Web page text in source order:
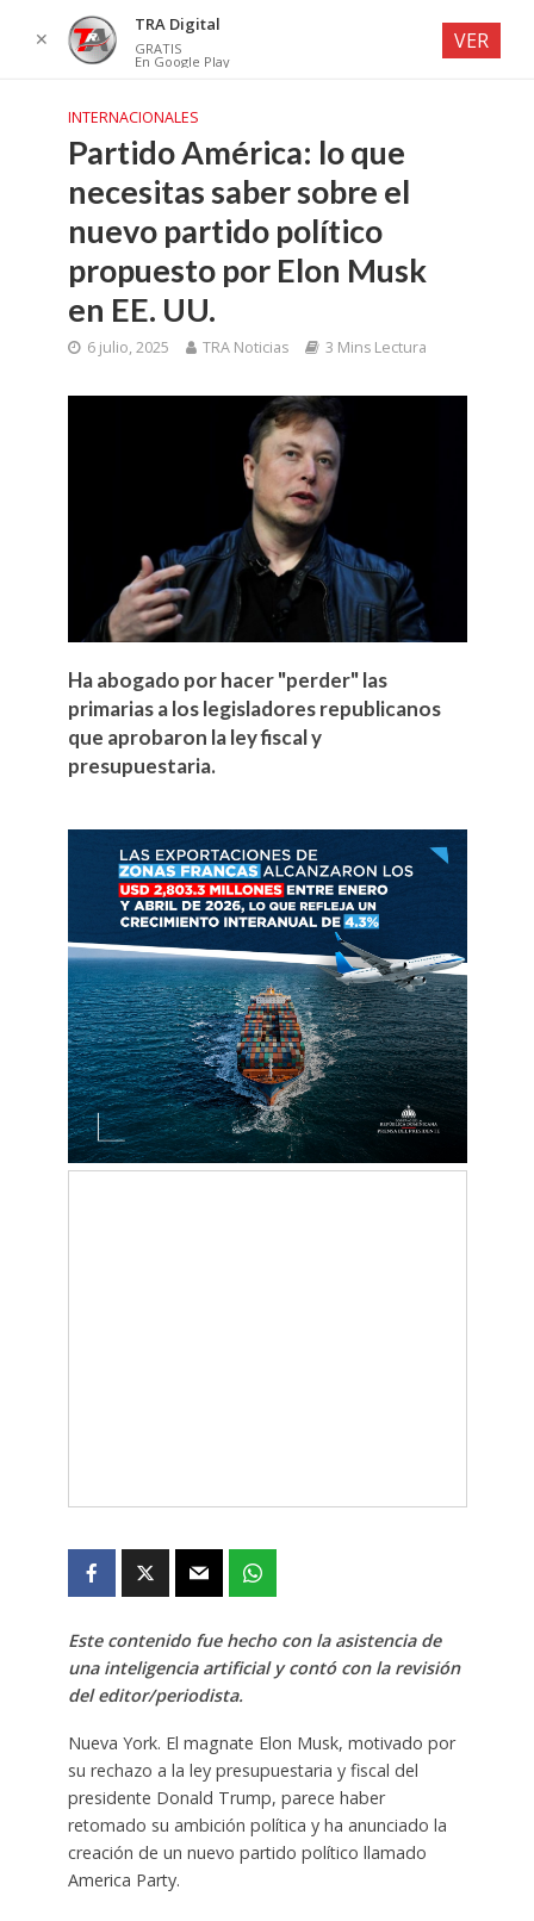
INTERNACIONALES
Partido América: lo que
necesitas saber sobre el
nuevo partido político
propuesto por Elon Musk
en EE. UU.
6 julio, 2025 TRA Noticias 3 Mins Lectura
Ha abogado por hacer "perder" las
primarias a los legisladores republicanos
que aprobaron la ley fiscal y
presupuestaria.
Este contenido fue hecho con la asistencia de
una inteligencia artificial y contó con la revisión
del editor/periodista.
Nueva York. El magnate Elon Musk, motivado por
su rechazo a la ley presupuestaria y fiscal del
presidente Donald Trump, parece haber
retomado su ambición política y ha anunciado la
creación de un nuevo partido político llamado
America Party.
✕
TRA Digital
GRATIS
En Google Play
VER